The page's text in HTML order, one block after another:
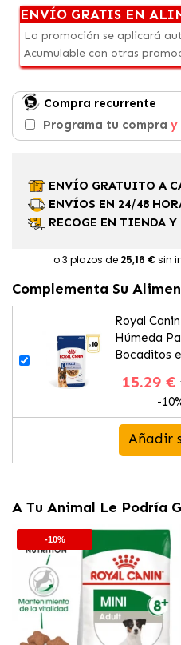
ENVÍO GRATIS EN
La promoción se aplicará
Acumulable con otras
Compra recurrente
Programa tu compra y
ENVÍO GRATUITO A
ENVÍOS EN 24/48
RECOGE EN TIENDA
Complementa Su
Royal
Húmeda
Bocaditos
15.29 €
-
Añadir
A Tu Animal Le Podría
-10%